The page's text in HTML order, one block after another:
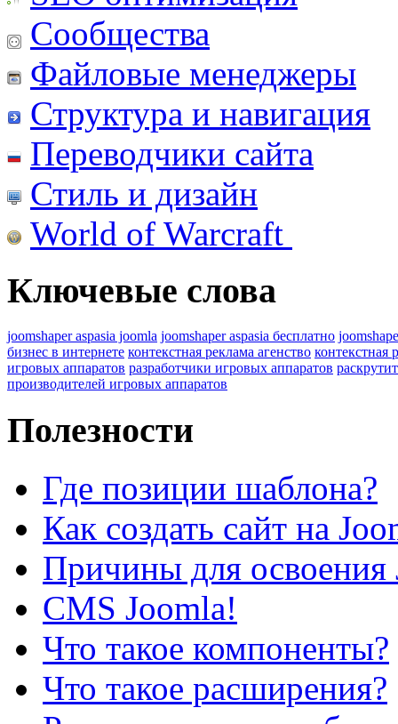
Сообщества
Файловые менеджеры
Структура и навигация
Переводчики сайта
Стиль и дизайн
World of Warcraft
Ключевые слова
joomshaper aspasia joomla joomshaper aspasia бесплатно
бизнес в интернете контекстная реклама агенство контекстная
игровых аппаратов разработчики игровых аппаратов
производителей игровых аппаратов
Полезности
Где позиции шаблона?
Как создать сайт на
Причины для освоения
CMS Joomla!
Что такое компоненты?
Что такое расширения?